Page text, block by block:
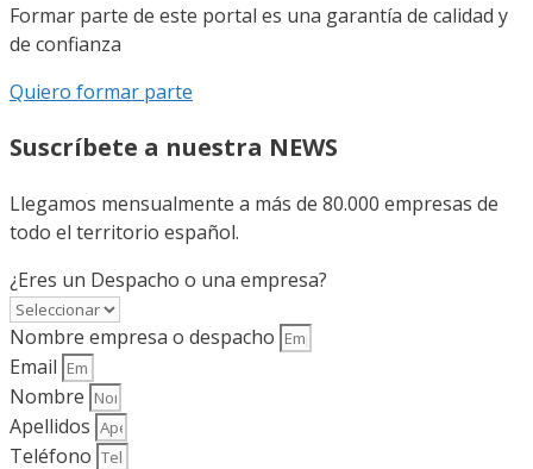
Formar parte de este portal es una garantía de calidad y
de confianza
Quiero formar parte
Suscríbete a nuestra NEWS
Llegamos mensualmente a más de 80.000 empresas de
todo el territorio español.
¿Eres un Despacho o una empresa?
Nombre empresa o despacho
Email
Nombre
Apellidos
Teléfono